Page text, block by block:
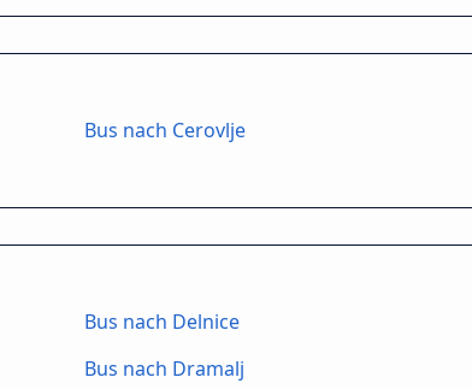
Bus nach Cerovlje
Bus nach Delnice
Bus nach Dramalj